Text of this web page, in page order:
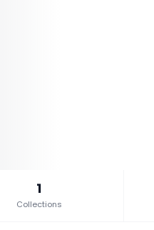
1
Collections